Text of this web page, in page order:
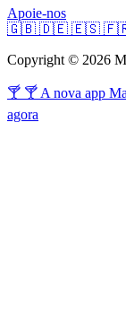
Apoie-nos
🇬🇧 🇩🇪 🇪🇸
Copyright © 2026
🍸 🍸 A nova app
agora